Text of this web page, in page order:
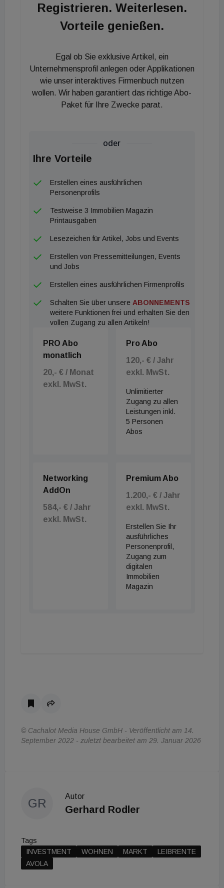
das Plus, das sich - abhängig vom Alter - zwischen
50 und 70 Prozent vom Marktwert der Immobilie
Registrieren. Weiterlesen.
Vorteile genießen.
Egal ob Sie exklusive Artikel, ein
Unternehmensprofil anlegen oder Applikationen
wie unser interaktives Firmenbuch nutzen
wollen. Wir haben garantiert das richtige Abo-
Paket für Ihre Zwecke parat.
oder
Ihre Vorteile
Erstellen eines ausführlichen
Personenprofils
Testweise 3 Immobilien Magazin
Printausgaben
Lesezeichen für Artikel, Jobs und Events
Erstellen von Pressemitteilungen, Events
und Jobs
Erstellen eines ausführlichen Firmenprofils
Schalten Sie über unsere ABONNEMENTS
weitere Funktionen frei und erhalten Sie den
vollen Zugang zu allen Artikeln!
PRO Abo
monatlich
20,- € / Monat
exkl. MwSt.
Pro Abo
120,- € / Jahr
exkl. MwSt.
Unlimitierter
Zugang zu allen
Leistungen inkl.
5 Personen
Abos
Networking
AddOn
584,- € / Jahr
exkl. MwSt.
Premium Abo
1.200,- € / Jahr
exkl. MwSt.
Erstellen Sie Ihr
ausführliches
Personenprofil,
Zugang zum
digitalen
Immobilien
Magazin
© Cachalot Media House GmbH - Veröffentlicht am 14.
September 2022 - zuletzt bearbeitet am 29. Januar 2026
GR
Autor
Gerhard Rodler
Tags
INVESTMENT
WOHNEN MARKT
LEIBRENTE
AVOLA